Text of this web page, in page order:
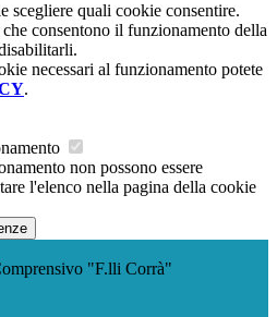
scegliere quali cookie consentire.
consentono il funzionamento della
necessari al funzionamento potete
.
non possono essere
l'elenco nella pagina della cookie
"F.lli Corrà"